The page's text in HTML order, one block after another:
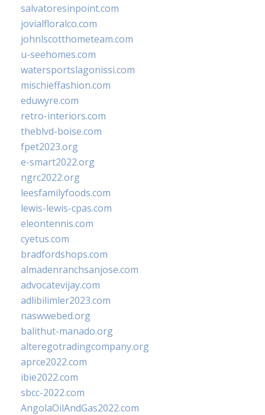
salvatoresinpoint.com
jovialfloralco.com
johnlscotthometeam.com
u-seehomes.com
watersportslagonissi.com
mischieffashion.com
eduwyre.com
retro-interiors.com
theblvd-boise.com
fpet2023.org
e-smart2022.org
ngrc2022.org
leesfamilyfoods.com
lewis-lewis-cpas.com
eleontennis.com
cyetus.com
bradfordshops.com
almadenranchsanjose.com
advocatevijay.com
adlibilimler2023.com
naswwebed.org
balithut-manado.org
alteregotradingcompany.org
aprce2022.com
ibie2022.com
sbcc-2022.com
AngolaOilAndGas2022.com